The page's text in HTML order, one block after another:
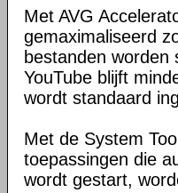
Met AVG
gemaximaliseerd
bestanden worden
YouTube blijft
wordt standaard
Met de System
toepassingen die
wordt gestart,